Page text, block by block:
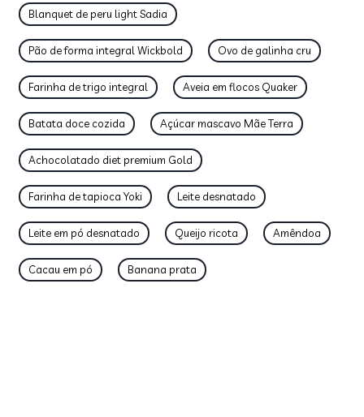
Blanquet de peru light Sadia
Pão de forma integral Wickbold Ovo de galinha cru
Farinha de trigo integral Aveia em flocos Quaker
Batata doce cozida Açúcar mascavo Mãe Terra
Achocolatado diet premium Gold
Farinha de tapioca Yoki Leite desnatado
Leite em pó desnatado Queijo ricota Amêndoa
Cacau em pó Banana prata